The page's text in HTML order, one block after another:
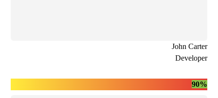
John Carter
Developer
90%